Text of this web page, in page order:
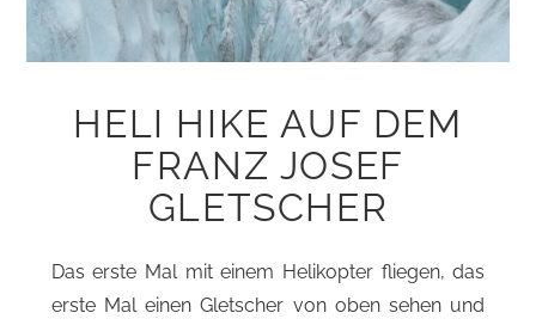
HELI HIKE AUF DEM
FRANZ JOSEF
GLETSCHER
Das erste Mal mit einem Helikopter fliegen, das
erste Mal einen Gletscher von oben sehen und